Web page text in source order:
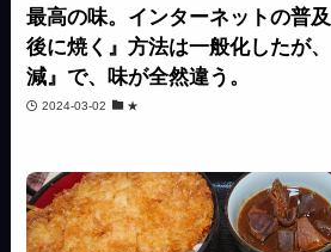
最高の味。インターネットの普
後に焼く』方法は一般化したが
減』で、味が全然違う。
2024-03-02 ★